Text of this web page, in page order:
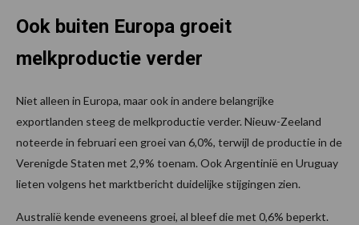
Ook buiten Europa groeit
melkproductie verder
Niet alleen in Europa, maar ook in andere belangrijke
exportlanden steeg de melkproductie verder. Nieuw-Zeeland
noteerde in februari een groei van 6,0%, terwijl de productie in de
Verenigde Staten met 2,9% toenam. Ook Argentinië en Uruguay
lieten volgens het marktbericht duidelijke stijgingen zien.
Australië kende eveneens groei, al bleef die met 0,6% beperkt.